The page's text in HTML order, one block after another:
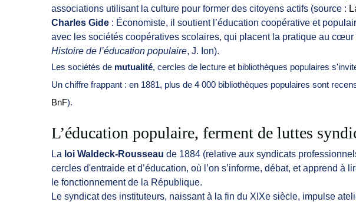
associations utilisant la culture pour former des citoyens actifs (source :
Charles Gide : Économiste, il soutient l’éducation coopérative et
avec les sociétés coopératives scolaires, qui placent la pratique au cœur
Histoire de l’éducation populaire, J. Ion).
Les sociétés de mutualité, cercles de lecture et bibliothèques populaires
Un chiffre frappant : en 1881, plus de 4 000 bibliothèques populaires sont
BnF).
L’éducation populaire, ferment de luttes
La loi Waldeck-Rousseau de 1884 (relative aux syndicats
cercles d'entraide et d’éducation, où l’on s’informe, débat, et apprend à
le fonctionnement de la République.
Le syndicat des instituteurs, naissant à la fin du XIXe siècle, impulse